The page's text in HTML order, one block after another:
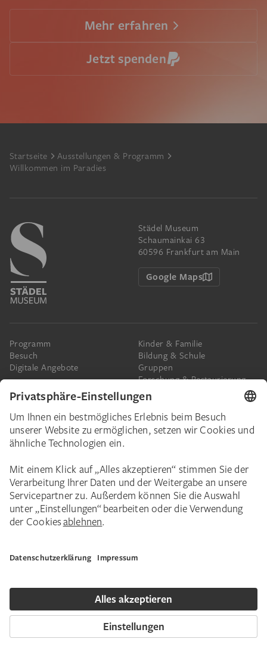
Mehr erfahren
Jetzt spenden
Footer
Startseite
Ausstellungen & Programm
Willkommen im Paradies
Städel Museum
Schaumainkai 63
60596 Frankfurt am Main
Google Maps
Programm
Besuch
Digitale Angebote
Kinder & Familie
Bildung & Schule
Gruppen
Forschung & Restaurierung
Presse
Das Städel
Spenden
Schenkungen & Nachlass
Corporate Events
Städelverein
Karriere
Städel Stories
Newsletter
DatenschutzPrivatsphäreBildnachweise
HausordnungKontakt
Copyright © 2026 Städel Museum. Alle Rechte vorbehalten.